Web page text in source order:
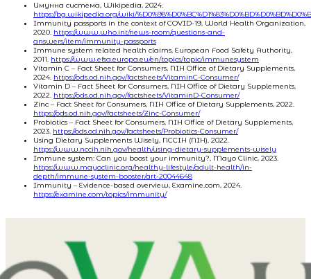
Имунна система, Wikipedia, 2024.
https://bg.wikipedia.org/wiki/
Immunity passports in the context of COVID-19, World Health Organization,
2020. https://www.who.int/news-room/questions-and-
answers/item/immunity-passports
Immune system related health claims, European Food Safety Authority,
2011. https://www.efsa.europa.eu/en/topics/topic/immunesystem
Vitamin C – Fact Sheet for Consumers, NIH Office of Dietary Supplements,
2024. https://ods.od.nih.gov/factsheets/VitaminC-Consumer/
Vitamin D – Fact Sheet for Consumers, NIH Office of Dietary Supplements,
2022. https://ods.od.nih.gov/factsheets/VitaminD-Consumer/
Zinc – Fact Sheet for Consumers, NIH Office of Dietary Supplements, 2022.
https://ods.od.nih.gov/factsheets/Zinc-Consumer/
Probiotics – Fact Sheet for Consumers, NIH Office of Dietary Supplements,
2023. https://ods.od.nih.gov/factsheets/Probiotics-Consumer/
Using Dietary Supplements Wisely, NCCIH (NIH), 2022.
https://www.nccih.nih.gov/health/using-dietary-supplements-wisely
Immune system: Can you boost your immunity?, Mayo Clinic, 2023.
https://www.mayoclinic.org/healthy-lifestyle/adult-health/in-
depth/immune-system-booster/art-20044648
Immunity – Evidence-based overview, Examine.com, 2024.
https://examine.com/topics/immunity/